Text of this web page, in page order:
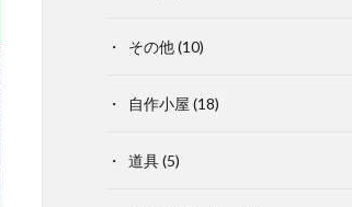
その他(10)
自作小屋 (18)
道具(5)